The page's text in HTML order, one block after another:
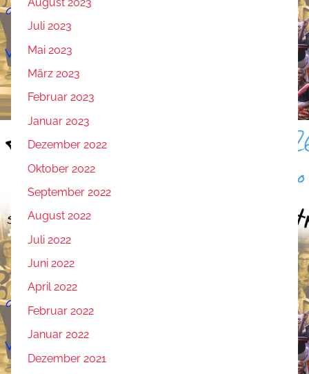
Juli 2023
Mai 2023
März 2023
Februar 2023
Januar 2023
Dezember 2022
Oktober 2022
September 2022
August 2022
Juli 2022
Juni 2022
April 2022
Februar 2022
Januar 2022
Dezember 2021